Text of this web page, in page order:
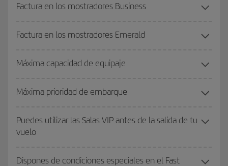
Factura en los mostradores Business
Factura en los mostradores Emerald
Máxima capacidad de equipaje
Máxima prioridad de embarque
Puedes utilizar las Salas VIP antes de la salida de tu
vuelo
Dispones de condiciones especiales en el Fast